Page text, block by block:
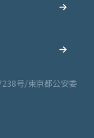
号/東京都公安委